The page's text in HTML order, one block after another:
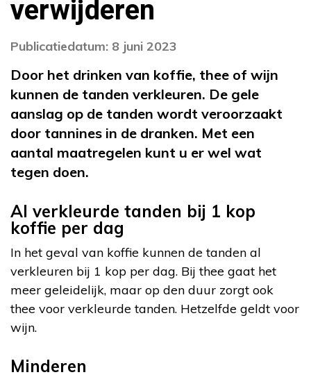
verwijderen
Publicatiedatum: 8 juni 2023
Door het drinken van koffie, thee of wijn
kunnen de tanden verkleuren. De gele
aanslag op de tanden wordt veroorzaakt
door tannines in de dranken. Met een
aantal maatregelen kunt u er wel wat
tegen doen.
Al verkleurde tanden bij 1 kop
koffie per dag
In het geval van koffie kunnen de tanden al
verkleuren bij 1 kop per dag. Bij thee gaat het
meer geleidelijk, maar op den duur zorgt ook
thee voor verkleurde tanden. Hetzelfde geldt voor
wijn.
Minderen